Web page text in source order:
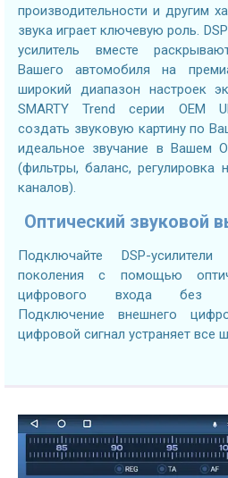
производительности и другим
звука играет ключевую роль.
усилитель вместе
Вашего автомобиля на
широкий диапазон настроек
SMARTY Trend серии OEM
создать звуковую картину по
идеальное звучание в Вашем
(фильтры, баланс, регулировка
каналов).
Оптический звуковой
Подключайте DSP-усилители
поколения с помощью
цифрового входа без
Подключение внешнего
цифровой сигнал устраняет все